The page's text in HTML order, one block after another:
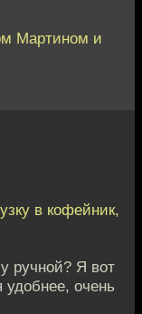
Мартином и
в кофейник,
ручной? Я вот
удобнее, очень